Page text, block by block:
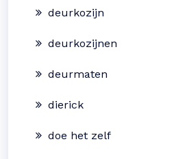
deurkozijn
deurkozijnen
deurmaten
dierick
doe het zelf